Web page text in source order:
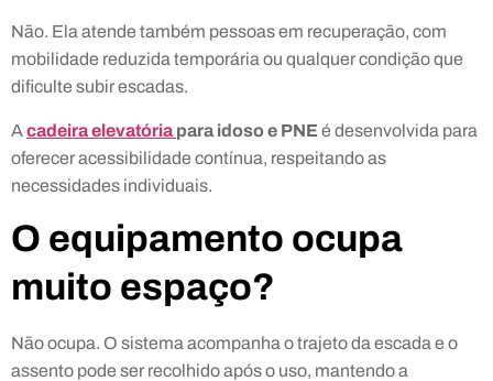
Não. Ela atende também pessoas em recuperação, com
mobilidade reduzida temporária ou qualquer condição que
dificulte subir escadas.
Acadeira elevatória para idoso e PNE é desenvolvida para
oferecer acessibilidade contínua, respeitando as
necessidades individuais.
O equipamento ocupa
muito espaço?
Não ocupa. O sistema acompanha o trajeto da escada e o
assento pode ser recolhido após o uso, mantendo a